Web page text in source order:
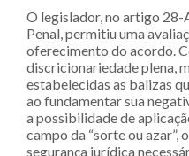
O legislador, no artigo 28-
Penal, permitiu uma
oferecimento do acordo.
discricionariedade plena,
estabelecidas as balizas
ao fundamentar sua
a possibilidade de
campo da “sorte ou azar”,
segurança jurídica